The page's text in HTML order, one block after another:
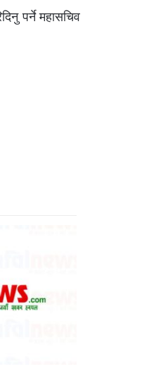
पर्ने महासचिव